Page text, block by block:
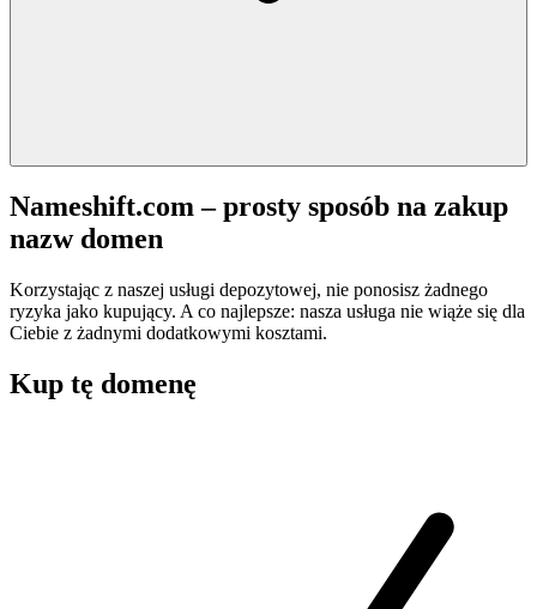
Nameshift.com – prosty sposób na zakup
nazw domen
Korzystając z naszej usługi depozytowej, nie ponosisz żadnego
ryzyka jako kupujący. A co najlepsze: nasza usługa nie wiąże się dla
Ciebie z żadnymi dodatkowymi kosztami.
Kup tę domenę